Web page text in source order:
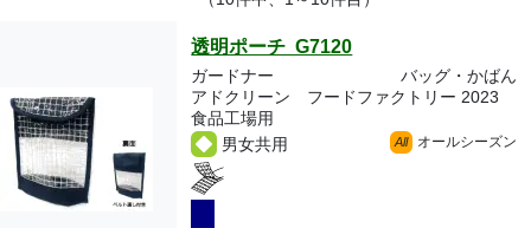
透明ポーチ G7120
ガードナー
バッグ・かばん
アドクリーン フードファクトリー 2023
食品工場用
男女共用
All オールシーズン